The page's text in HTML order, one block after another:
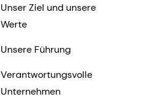
Unser Ziel und unsere
Werte
Unsere Führung
Verantwortungsvolle
Unternehmen